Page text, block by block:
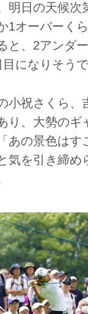
明日の天候次
1オーバーく
と、2アンダ
になりそうで
小祝さくら、
り、大勢のギ
あの景色はす
気を引き締め